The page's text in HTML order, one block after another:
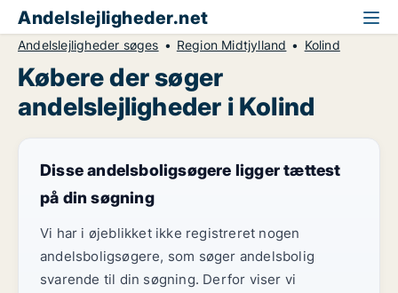
Andelslejligheder.net
Andelslejligheder søges Region Midtjylland Kolind
Købere der søger
andelslejligheder i Kolind
Disse andelsboligsøgere ligger tættest
på din søgning
Vi har i øjeblikket ikke registreret nogen
andelsboligsøgere, som søger andelsbolig
svarende til din søgning. Derfor viser vi